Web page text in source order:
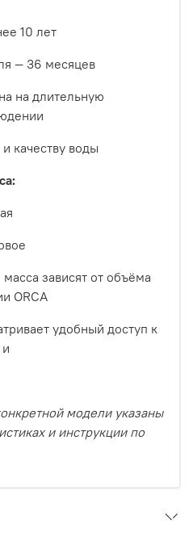
10 лет
— 36 месяцев
на длительную
качеству воды
зависят от объёма
ORCA
удобный доступ к
модели указаны
и инструкции по